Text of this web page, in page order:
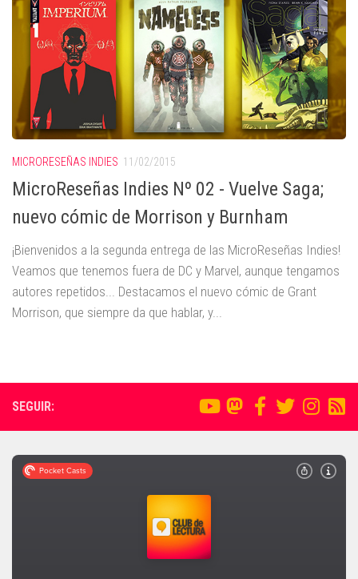
MICRORESEÑAS INDIES 11/02/2015
MicroReseñas Indies Nº 02 - Vuelve Saga;
nuevo cómic de Morrison y Burnham
¡Bienvenidos a la segunda entrega de las MicroReseñas Indies!
Veamos que tenemos fuera de DC y Marvel, aunque tengamos
autores repetidos... Destacamos el nuevo cómic de Grant
Morrison, que siempre da que hablar, y...
SEGUIR: